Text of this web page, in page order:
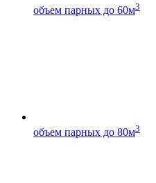
объем парных до 60м3
объем парных до 80м3